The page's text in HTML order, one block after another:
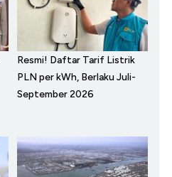
Resmi! Daftar Tarif Listrik
PLN per kWh, Berlaku Juli-
September 2026